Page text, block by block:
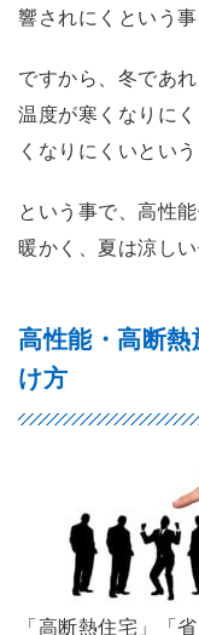
響されにくという事
ですから、冬であ
温度が寒くなりに
くなりにくいとい
という事で、高性
暖かく、夏は涼し
高性能・高断
け方
「高断熱住宅」「